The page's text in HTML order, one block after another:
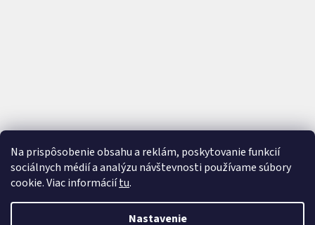
Na prispôsobenie obsahu a reklám, poskytovanie funkcií
sociálnych médií a analýzu návštevnosti používame súbory
cookie. Viac informáciítu.
Nastavenie